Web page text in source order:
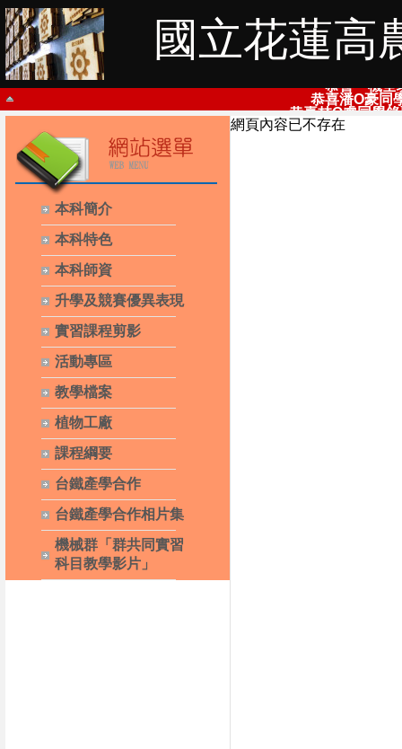
國立花蓮高
恭喜一機全
恭喜潘O豪同
恭喜林O睿同學
感謝自由時報，報導本科
狂賀111年度全國技藝競賽那O維同學參加
本科簡介
本科特色
本科師資
升學及競賽優異表現
實習課程剪影
活動專區
教學檔案
植物工廠
課程綱要
台鐵產學合作
台鐵產學合作相片集
機械群「群共同實習
科目教學影片」
網頁內容已不存在